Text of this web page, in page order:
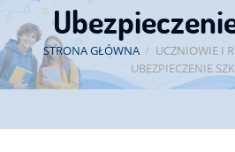
STRONA GŁÓWNA / UCZNIOWIE I
UBEZPIECZENIE